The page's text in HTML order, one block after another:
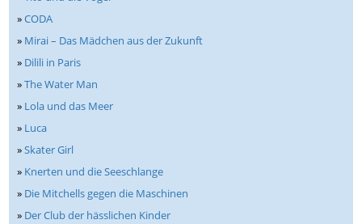
»CODA
» Mirai – Das Mädchen aus der Zukunft
» Dilili in Paris
»The Water Man
» Lola und das Meer
» Luca
»Skater Girl
» Knerten und die Seeschlange
» Die Mitchells gegen die Maschinen
» Der Club der hässlichen Kinder